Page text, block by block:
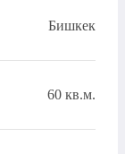
Бишкек
60 кв.м.